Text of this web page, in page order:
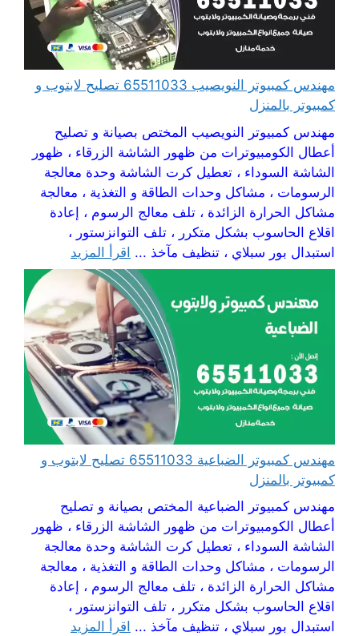
مهندس كمبيوتر النويصيب 65511033 تصليح لابتوب و
كمبيوتر بالمنزل
مهندس كمبيوتر النويصيب المختص بصيانة و تصليح
أعطال الكومبيوترات من ظهور الشاشة الزرقاء ، ظهور
الشاشة السوداء ، تعطيل كرت الشاشة وحدة معالجة
الرسومات ، مشاكل وحدات الطاقة و التغذية ، معالجة
مشاكل الحرارة الزائدة ، تلف معالج الرسوم ، إعادة
اقلاع الحاسوب بشكل متكرر ، تلف التوانزستور ،
استبدال بور سبلاي ، تنظيف مآخذ ... اقرأ المزيد
مهندس كمبيوتر الضباعية 65511033 تصليح لابتوب و
كمبيوتر بالمنزل
مهندس كمبيوتر الضباعية المختص بصيانة و تصليح
أعطال الكومبيوترات من ظهور الشاشة الزرقاء ، ظهور
الشاشة السوداء ، تعطيل كرت الشاشة وحدة معالجة
الرسومات ، مشاكل وحدات الطاقة و التغذية ، معالجة
مشاكل الحرارة الزائدة ، تلف معالج الرسوم ، إعادة
اقلاع الحاسوب بشكل متكرر ، تلف التوانزستور ،
استبدال بور سبلاي ، تنظيف مآخذ ... اقرأ المزيد